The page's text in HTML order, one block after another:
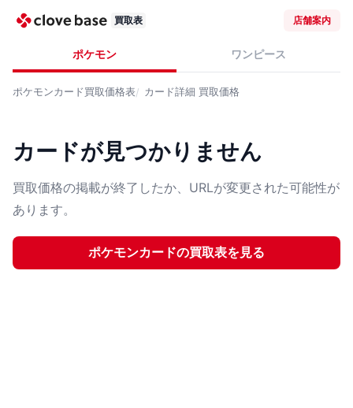
買取表 店舗案内
ポケモン ワンピース
ポケモンカード買取価格表 カード詳細 買取価格
カードが見つかりません
買取価格の掲載が終了したか、URLが変更された可能性が
あります。
ポケモンカードの買取表を見る